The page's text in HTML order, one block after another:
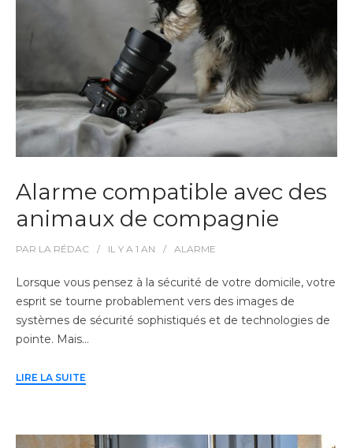
Alarme compatible avec des
animaux de compagnie
PAR LA RÉDAC IL Y A 1 AN ALARME
Lorsque vous pensez à la sécurité de votre domicile, votre
esprit se tourne probablement vers des images de
systèmes de sécurité sophistiqués et de technologies de
pointe. Mais…
LIRE LA SUITE